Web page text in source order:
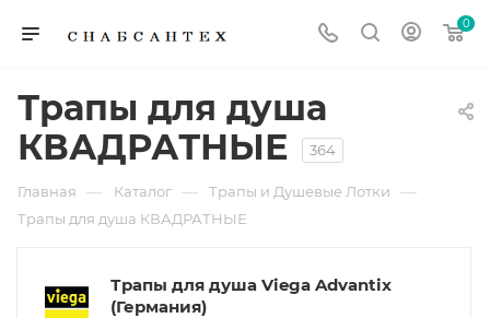
0
Трапы для душа
КВАДРАТНЫЕ
364
Главная — Каталог — Трапы и Душевые Лотки —
Трапы для душа КВАДРАТНЫЕ
Трапы для душа Viega Advantix
(Германия)